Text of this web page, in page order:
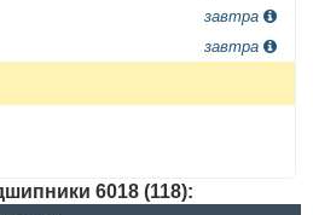
завтра
завтра
6018 (118):